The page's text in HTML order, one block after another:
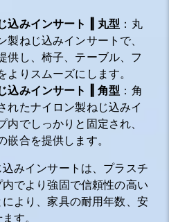
込みインサート ‖ 丸型 ：丸
製ねじ込みインサートで、
供し、椅子、テーブル、フ
よりスムーズにします。
込みインサート ‖ 角型 ：角
れたナイロン製ねじ込みイ
内でしっかりと固定され、
合を提供します。
みインサートは、プラスチ
でより強固で信頼性の高い
より、家具の耐用年数、安
す。